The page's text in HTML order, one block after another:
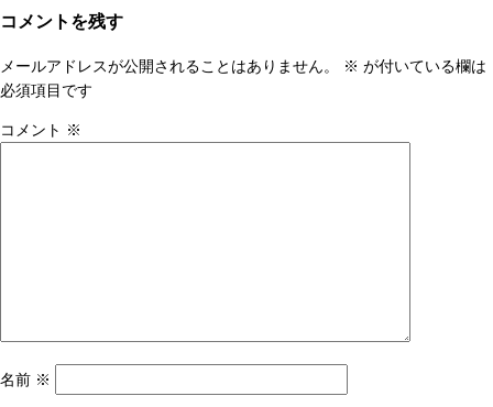
稿
ナ
ビ
ゲ
コメントを残す
メールアドレスが公開されることはありません。 ※ が付いている欄は
必須項目です
コメント ※
名前 ※